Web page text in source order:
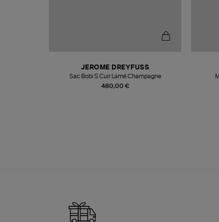
480,00 €
JEROME DREYFUSS
Sac Bobi S Cuir Lamé Champagne